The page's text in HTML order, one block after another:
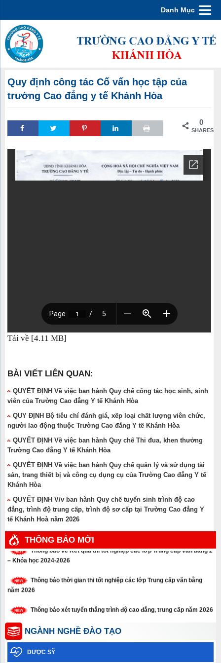
Danh Mục
Quy định công tác Cố vấn học tập của
trường Cao đẳng y tế Khánh Hòa
0
SHARES
Tải về [4.11 MB]
BÀI VIẾT LIÊN QUAN:
QUYẾT ĐỊNH Về việc ban hành Quy chế công tác học sinh, sinh
viên của Trường Cao đẳng Y tế Khánh Hòa
QUY ĐỊNH Bộ tiêu chí đánh giá, xếp loại chất lượng viên chức,
người lao động thuộc Trường Cao đẳng Y tế Khánh Hòa
QUYẾT ĐỊNH Về việc ban hành Quy chế Thi đua, khen thưởng
Trường Cao đẳng Y tế Khánh Hòa
QUYẾT ĐỊNH Về việc ban hành Quy chế quản lý và sử dụng tài
sản, trang thiết bị và công cụ dụng cụ của Trường Cao đẳng Y tế
Khánh Hòa
QUYẾT ĐỊNH V/v ban hành Quy chế tuyển sinh trình độ cao
đẳng, trình độ trung cấp, trình độ sơ cấp tại Trường Cao đẳng Y
tế Khánh Hoà năm 2026
THÔNG BÁO MỚI
Thông báo về Kết quả thi tốt nghiệp các lớp Trung cấp văn bằng 2
– Khóa học 2024-2026
Thông báo thời gian thi tốt nghiệp các lớp Trung cấp văn bằng
năm 2026
Thông báo xét tuyển thẳng trình độ cao đẳng, trung cấp năm 2026
Thông báo về việc học sinh sinh viên chưa tham gia Bảo hiểm y
tế năm học 2025-2026
Thông báo Kết quả xét tốt nghiệp và xếp loại tốt nghiệp – Đợt
NGÀNH NGHỀ ĐÀO TẠO
DƯỢC SỸ